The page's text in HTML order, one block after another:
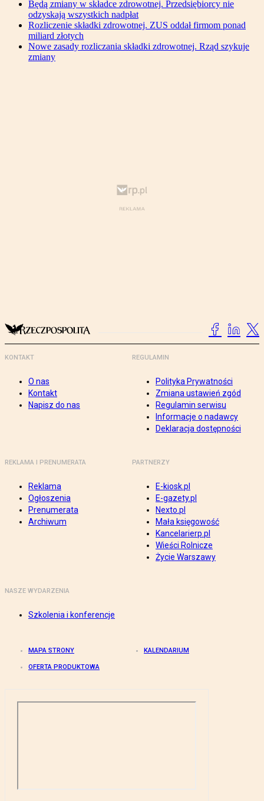
Będą zmiany w składce zdrowotnej. Przedsiębiorcy nie
odzyskają wszystkich nadpłat
Rozliczenie składki zdrowotnej. ZUS oddał firmom ponad
miliard złotych
Nowe zasady rozliczania składki zdrowotnej. Rząd szykuje
zmiany
KONTAKT
O nas
Kontakt
Napisz do nas
REGULAMIN
Polityka Prywatności
Zmiana ustawień zgód
Regulamin serwisu
Informacje o nadawcy
Deklaracja dostępności
REKLAMA I PRENUMERATA
Reklama
Ogłoszenia
Prenumerata
Archiwum
PARTNERZY
E-kiosk.pl
E-gazety.pl
Nexto.pl
Mała księgowość
Kancelarierp.pl
Wieści Rolnicze
Życie Warszawy
NASZE WYDARZENIA
Szkolenia i konferencje
MAPA STRONY KALENDARIUM
OFERTA PRODUKTOWA